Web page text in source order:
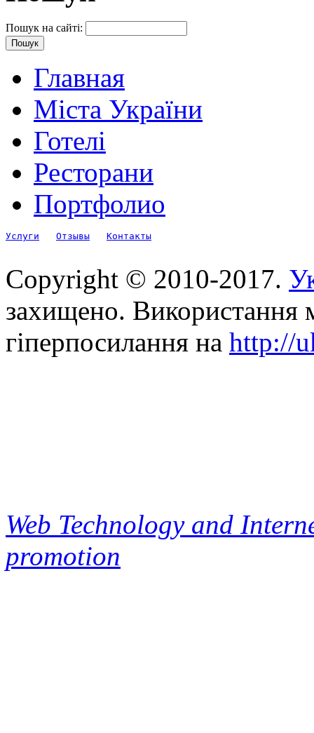
Пошук на сайті:
Главная
Міста України
Готелі
Ресторани
Портфолио
Услуги Отзывы Контакты
Copyright © 2010-2017.
захищено. Використання
гіперпосилання на http://
Web Technology and
promotion